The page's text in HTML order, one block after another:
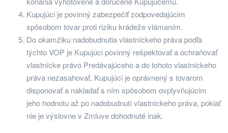
Kupujúci je povinný zabezpečiť zodpovedajúcim
spôsobom tovar proti riziku krádeže vlámaním.
Do okamžiku nadobudnutia vlastníckeho práva podľa
týchto VOP je Kupujúci povinný rešpektovať a ochraňovať
vlastnícke právo Predávajúceho a do tohoto vlastníckeho
práva nezasahovať. Kupujúci je oprávnený s tovarom
disponovať a nakladať s ním spôsobom ovplyvňujúcim
jeho hodnotu až po nadobudnutí vlastníckeho práva, pokiaľ
nie je výslovne v Zmluve dohodnuté inak.